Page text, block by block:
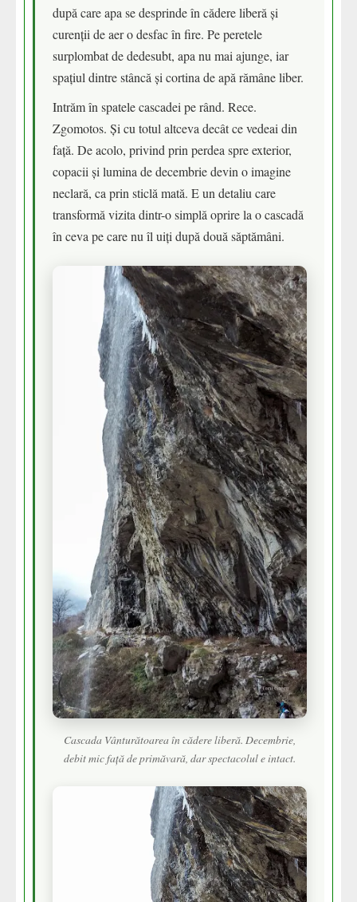
după care apa se desprinde în cădere liberă și
curenții de aer o desfac în fire. Pe peretele
surplombat de dedesubt, apa nu mai ajunge, iar
spațiul dintre stâncă și cortina de apă rămâne liber.
Intrăm în spatele cascadei pe rând. Rece.
Zgomotos. Și cu totul altceva decât ce vedeai din
față. De acolo, privind prin perdea spre exterior,
copacii și lumina de decembrie devin o imagine
neclară, ca prin sticlă mată. E un detaliu care
transformă vizita dintr-o simplă oprire la o cascadă
în ceva pe care nu îl uiți după două săptămâni.
Cascada Vânturătoarea în cădere liberă. Decembrie,
debit mic față de primăvară, dar spectacolul e intact.